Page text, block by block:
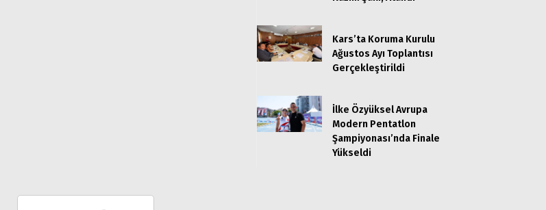
Kars’ta Koruma Kurulu
Ağustos Ayı Toplantısı
Gerçekleştirildi
İlke Özyüksel Avrupa
Modern Pentatlon
Şampiyonası’nda Finale
Yükseldi